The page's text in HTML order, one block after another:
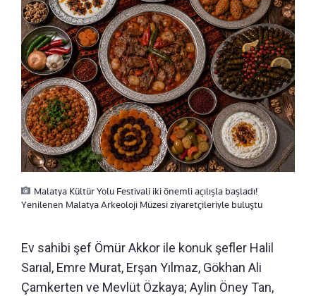
Malatya Kültür Yolu Festivali iki önemli açılışla başladı!
Yenilenen Malatya Arkeoloji Müzesi ziyaretçileriyle buluştu
Ev sahibi şef Ömür Akkor ile konuk şefler Halil
Sarıal, Emre Murat, Erşan Yılmaz, Gökhan Ali
Çamkerten ve Mevlüt Özkaya; Aylin Öney Tan,